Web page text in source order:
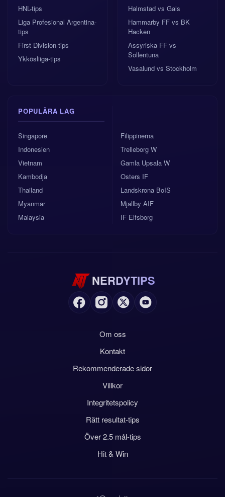
HNL-tips
Liga Profesional Argentina-
tips
First Division-tips
Ykkösliiga-tips
Halmstad vs Gais
Hammarby FF vs BK
Hacken
Assyriska FF vs
Sollentuna
Vasalund vs Stockholm
POPULÄRA LAG
Singapore
Indonesien
Vietnam
Kambodja
Thailand
Myanmar
Malaysia
Filippinerna
Trelleborg W
Gamla Upsala W
Osters IF
Landskrona BoIS
Mjallby AIF
IF Elfsborg
NERDYTIPS
Om oss
Kontakt
Rekommenderade sidor
Villkor
Integritetspolicy
Rätt resultat-tips
Över 2.5 mål-tips
Hit & Win